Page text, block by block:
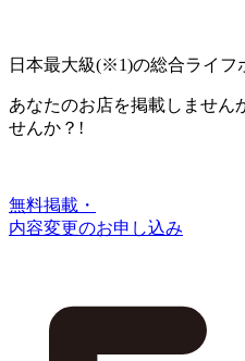
日本最大級(※1)の総合ライフ
あなたのお店を掲載しません
せんか？!
無料掲載・
内容変更のお申し込み